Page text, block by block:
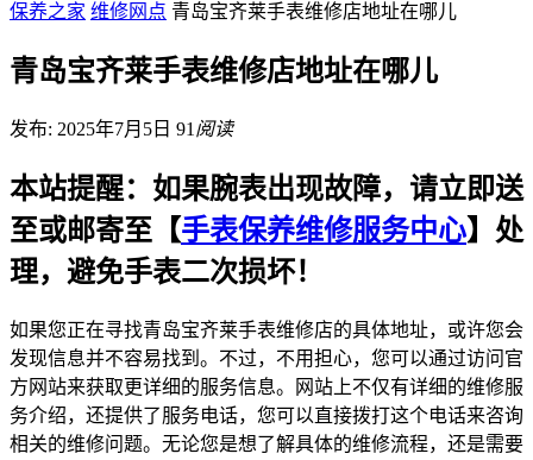
保养之家 维修网点 青岛宝齐莱手表维修店地址在哪儿
青岛宝齐莱手表维修店地址在哪儿
发布: 2025年7月5日 91 阅读
本站提醒：如果腕表出现故障，请立即送
至或邮寄至【手表保养维修服务中心】处
理，避免手表二次损坏！
如果您正在寻找青岛宝齐莱手表维修店的具体地址，或许您会
发现信息并不容易找到。不过，不用担心，您可以通过访问官
方网站来获取更详细的服务信息。网站上不仅有详细的维修服
务介绍，还提供了服务电话，您可以直接拨打这个电话来咨询
相关的维修问题。无论您是想了解具体的维修流程，还是需要